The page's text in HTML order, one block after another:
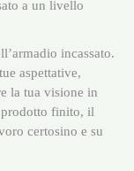
a un livello
incassato.
aspettative,
la tua visione in
prodotto finito, il
certosino e su